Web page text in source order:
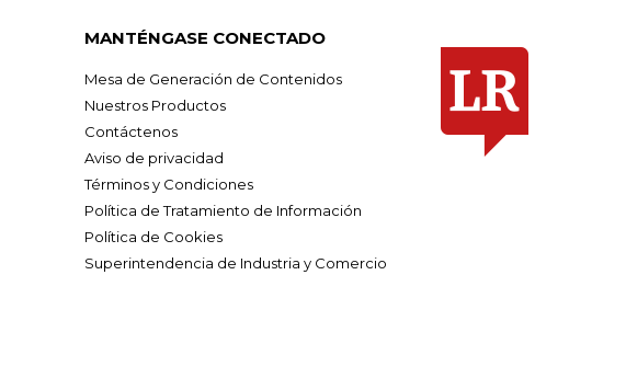
MANTÉNGASE CONECTADO
Mesa de Generación de Contenidos
Nuestros Productos
Contáctenos
Aviso de privacidad
Términos y Condiciones
Política de Tratamiento de Información
Política de Cookies
Superintendencia de Industria y Comercio